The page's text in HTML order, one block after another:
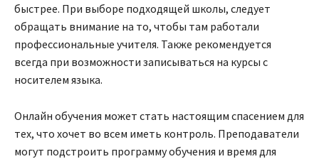
быстрее. При выборе подходящей школы, следует
обращать внимание на то, чтобы там работали
профессиональные учителя. Также рекомендуется
всегда при возможности записываться на курсы с
носителем языка.
Онлайн обучения может стать настоящим спасением для
тех, что хочет во всем иметь контроль. Преподаватели
могут подстроить программу обучения и время для